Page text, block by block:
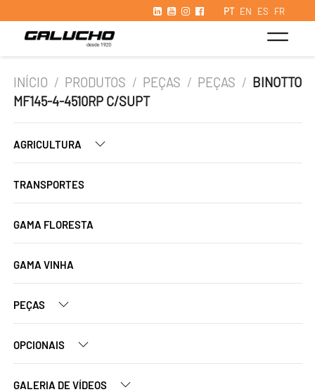
PT EN ES FR
INÍCIO / PRODUTOS / PEÇAS / PEÇAS / BINOTTO
MF145-4-4510RP C/SUPT
AGRICULTURA
TRANSPORTES
GAMA FLORESTA
GAMA VINHA
PEÇAS
OPCIONAIS
GALERIA DE VÍDEOS